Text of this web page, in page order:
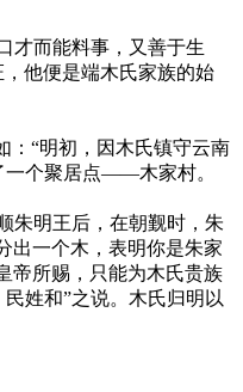
才而能料事，又善于生
他便是端木氏家族的始
：“明初，因木氏镇守云南
一个聚居点——木家村。
朱明王后，在朝觐时，朱
出一个木，表明你是朱家
帝所赐，只能为木氏贵族
姓和”之说。木氏归明以